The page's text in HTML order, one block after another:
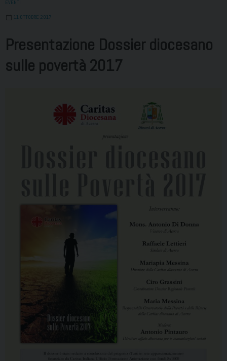
EVENTI
11 OTTOBRE 2017
Presentazione Dossier diocesano
sulle povertà 2017